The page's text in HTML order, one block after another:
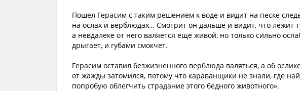
Пошел Герасим с таким решением к воде и видит на песке
на ослах и верблюдах… Смотрит он дальше и видит, что лежит
а невдалеке от него валяется еще живой, но только сильно
дрыгает, и губами смокчет.
Герасим оставил безжизненного верблюда валяться, а об
от жажды затомился, потому что караванщики не знали, где
попробую облегчить страдание этого бедного животного».